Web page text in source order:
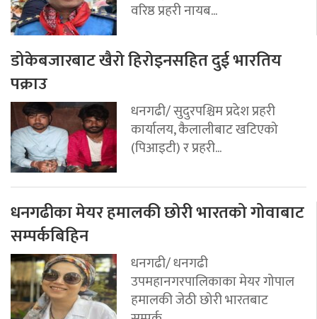
वरिष्ठ प्रहरी नायब...
डोकेबजारबाट खैरो हिरोइनसहित दुई भारतिय
पक्राउ
धनगढी/ सुदुरपश्चिम प्रदेश प्रहरी
कार्यालय, कैलालीबाट खटिएको
(पिआइटी) र प्रहरी...
धनगढीका मेयर हमालकी छोरी भारतको गोवाबाट
सम्पर्कबिहिन
धनगढी/ धनगढी
उपमहानगरपालिकाका मेयर गोपाल
हमालकी जेठी छोरी भारतबाट